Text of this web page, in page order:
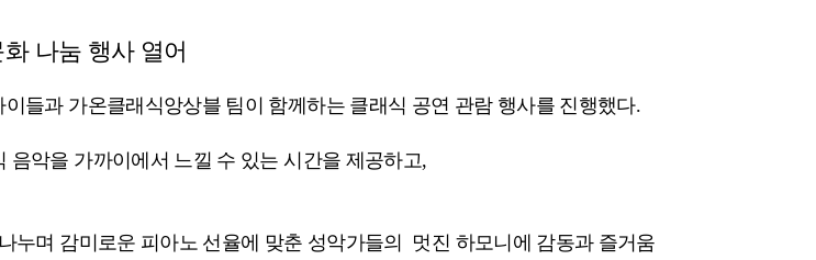
나눔 행사 열어
들과 가온클래식앙상블 팀이 함께하는 클래식 공연 관람 행사를 진행했다.
악을 가까이에서 느낄 수 있는 시간을 제공하고,
며 감미로운 피아노 선율에 맞춘 성악가들의 멋진 하모니에 감동과 즐거움